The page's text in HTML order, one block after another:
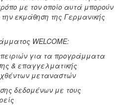
με τον οποίο αυτά μπορούν
εκμάθηση της Γερμανικής
WELCOME:
για τα προγράμματα
& επαγγελματικής
μεταναστών
δεδομένων με τους